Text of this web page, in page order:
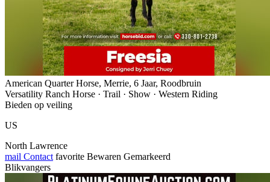
American Quarter Horse, Merrie, 6 Jaar, Roodbruin
Versatility Ranch Horse · Trail · Show · Western Riding
Bieden op veiling
US
North Lawrence
mail Contact favorite Bewaren Gemarkeerd
Blikvangers